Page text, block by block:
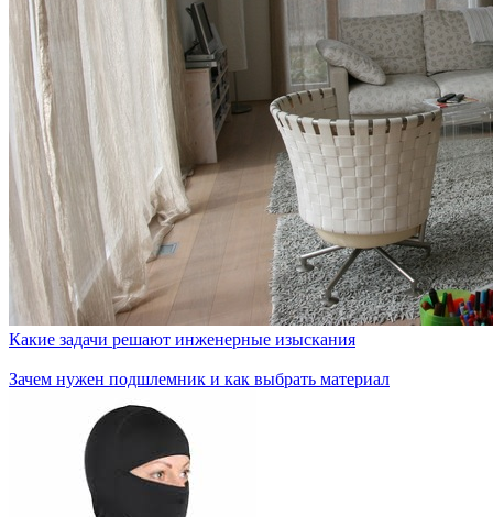
Какие задачи решают инженерные изыскания
Зачем нужен подшлемник и как выбрать материал